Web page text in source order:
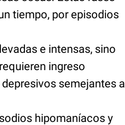
tiempo, por episodios
e intensas, sino
ingreso
semejantes a
hipomaníacos y